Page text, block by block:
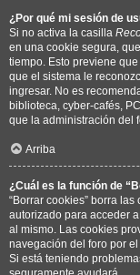
¿Por qué mi sesión de
Si no activa la casilla
en una cookie segura,
tiempo. Esto previene
que el sistema le
ingresar. No es
biblioteca, cyber-cafés,
que la administración del
Arriba
¿Cuál es la función de
“Borrar cookies” borra
autorizado para acceder
al mismo. Las cookies
navegación del foro por
Si está teniendo